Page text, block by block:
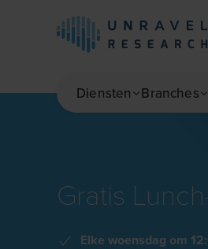
Skip to main content
Diensten Branches
Gratis
Elke woensdag om